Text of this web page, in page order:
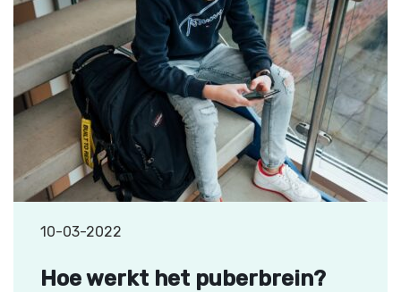
10-03-2022
Hoe werkt het puberbrein?